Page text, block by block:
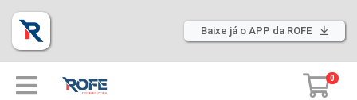
Baixe já o APP da ROFE
0